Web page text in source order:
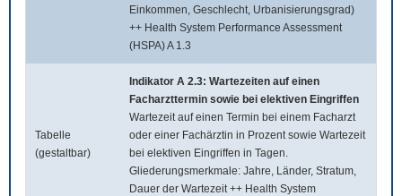
Einkommen, Geschlecht, Urbanisierungsgrad)
++ Health System Performance Assessment
(HSPA) A 1.3
Tabelle
(gestaltbar)
Indikator A 2.3: Wartezeiten auf einen
Facharzttermin sowie bei elektiven Eingriffen
Wartezeit auf einen Termin bei einem Facharzt
oder einer Fachärztin in Prozent sowie Wartezeit
bei elektiven Eingriffen in Tagen.
Gliederungsmerkmale: Jahre, Länder, Stratum,
Dauer der Wartezeit ++ Health System